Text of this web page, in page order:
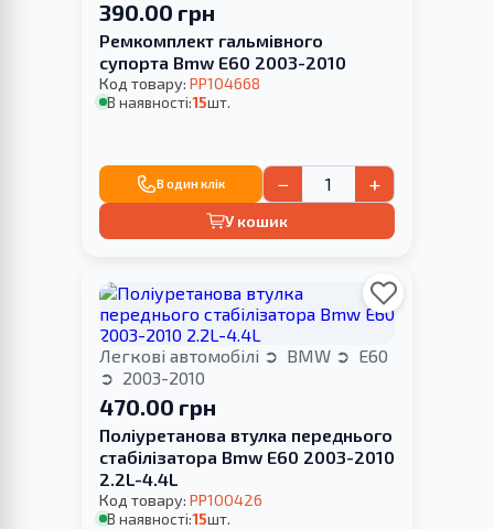
390.00 грн
Ремкомплект гальмівного
супорта Bmw E60 2003-2010
Код товару: PP104668
В наявності:15шт.
В один клік − +
У кошик
Легкові автомобілі BMW
E60
2003-2010
470.00 грн
Поліуретанова втулка переднього
стабілізатора Bmw E60 2003-2010
2.2L-4.4L
Код товару: PP100426
В наявності:15шт.